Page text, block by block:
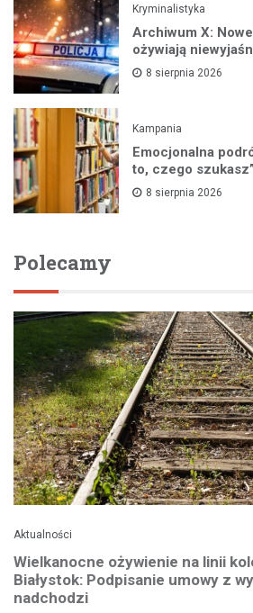
Kryminalistyka
Archiwum X:
ożywiają
8 sierpnia 2026
Kampania
Emocjonalna
to, czego
8 sierpnia 2026
Polecamy
Aktualności
Wielkanocne ożywienie na linii
Białystok: Podpisanie umowy z
nadchodzi